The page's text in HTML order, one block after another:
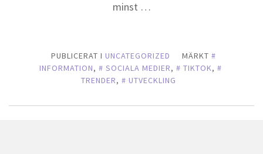
minst …
PUBLICERAT I UNCATEGORIZED
MÄRKT
INFORMATION, SOCIALA MEDIER, TIKTOK,
TRENDER, UTVECKLING